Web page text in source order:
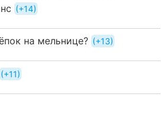
+14
на мельнице? +13
+11